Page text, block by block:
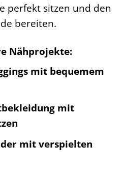
perfekt sitzen und den
bereiten.
Nähprojekte:
mit bequemem
mit
mit verspielten